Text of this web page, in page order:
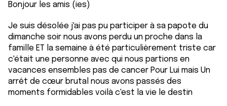
Bonjour les amis (ies)
Je suis désolée j'ai pas pu participer à sa papote du
dimanche soir nous avons perdu un proche dans la
famille ET la semaine à été particulièrement triste car
c'était une personne avec qui nous partions en
vacances ensembles pas de cancer Pour Lui mais Un
arrêt de cœur brutal nous avons passés des
moments formidables voilà c'est la vie le destin